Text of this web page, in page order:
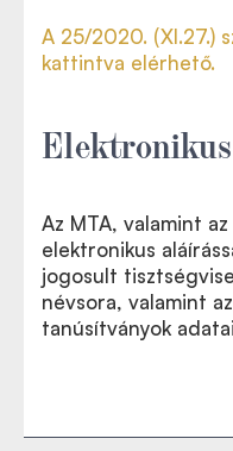
A 25/2020. (XI.27.)
kattintva elérhető.
Az MTA, valamint
elektronikus
jogosult
névsora, valamint
tanúsítványok adatai